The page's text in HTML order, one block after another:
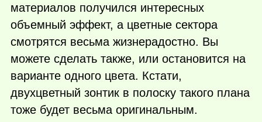
материалов получился интересных
объемный эффект, а цветные сектора
смотрятся весьма жизнерадостно. Вы
можете сделать также, или остановится на
варианте одного цвета. Кстати,
двухцветный зонтик в полоску такого плана
тоже будет весьма оригинальным.